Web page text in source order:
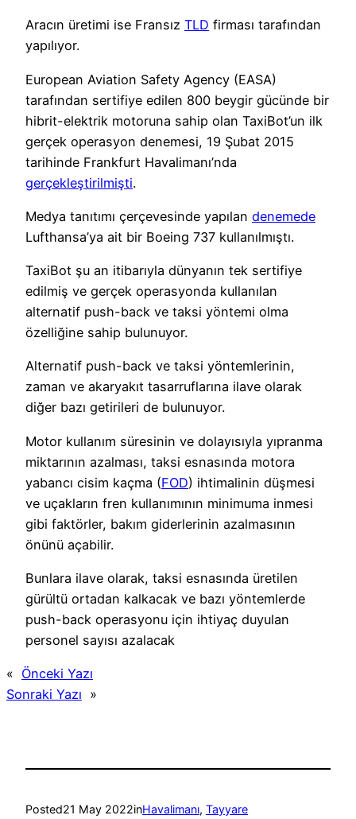
Aracın üretimi ise Fransız TLD firması tarafından
yapılıyor.
European Aviation Safety Agency (EASA)
tarafından sertifiye edilen 800 beygir gücünde bir
hibrit-elektrik motoruna sahip olan TaxiBot’un ilk
gerçek operasyon denemesi, 19 Şubat 2015
tarihinde Frankfurt Havalimanı’nda
gerçekleştirilmişti.
Medya tanıtımı çerçevesinde yapılan denemede
Lufthansa’ya ait bir Boeing 737 kullanılmıştı.
TaxiBot şu an itibarıyla dünyanın tek sertifiye
edilmiş ve gerçek operasyonda kullanılan
alternatif push-back ve taksi yöntemi olma
özelliğine sahip bulunuyor.
Alternatif push-back ve taksi yöntemlerinin,
zaman ve akaryakıt tasarruflarına ilave olarak
diğer bazı getirileri de bulunuyor.
Motor kullanım süresinin ve dolayısıyla yıpranma
miktarının azalması, taksi esnasında motora
yabancı cisim kaçma (FOD) ihtimalinin düşmesi
ve uçakların fren kullanımının minimuma inmesi
gibi faktörler, bakım giderlerinin azalmasının
önünü açabilir.
Bunlara ilave olarak, taksi esnasında üretilen
gürültü ortadan kalkacak ve bazı yöntemlerde
push-back operasyonu için ihtiyaç duyulan
personel sayısı azalacak
« Önceki Yazı
Sonraki Yazı »
Posted21 May 2022inHavalimanı, Tayyare